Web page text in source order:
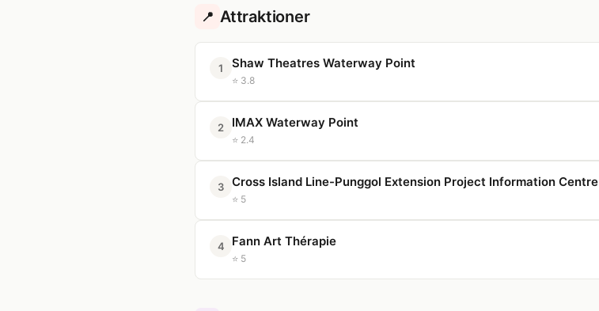
📍 Attraktioner
1 Shaw Theatres Waterway Point
⭐ 3.8
2 IMAX Waterway Point
⭐ 2.4
3 Cross Island Line-Punggol Extension Project Information Centre
⭐ 5
4 Fann Art Thérapie
⭐ 5